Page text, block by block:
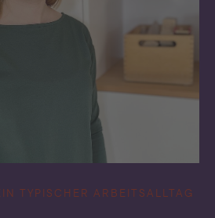
TYPISCHER ARBEITSALLTAG